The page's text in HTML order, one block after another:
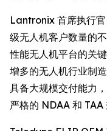
Lantronix 首席执行
级无人机客户数量的
性能无人机平台的关
增多的无人机行业制
具备大规模交付能力
严格的 NDAA 和 TAA